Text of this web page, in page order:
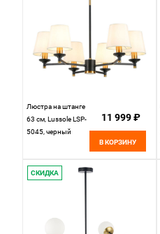
Люстра на штанге
63 см, Lussole LSP-
5045, черный
11 999 ₽
В КОРЗИНУ
СКИДКА